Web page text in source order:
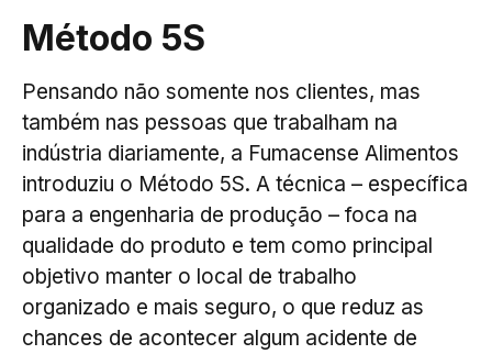
Método 5S
Pensando não somente nos clientes, mas
também nas pessoas que trabalham na
indústria diariamente, a Fumacense Alimentos
introduziu o Método 5S. A técnica – específica
para a engenharia de produção – foca na
qualidade do produto e tem como principal
objetivo manter o local de trabalho
organizado e mais seguro, o que reduz as
chances de acontecer algum acidente de